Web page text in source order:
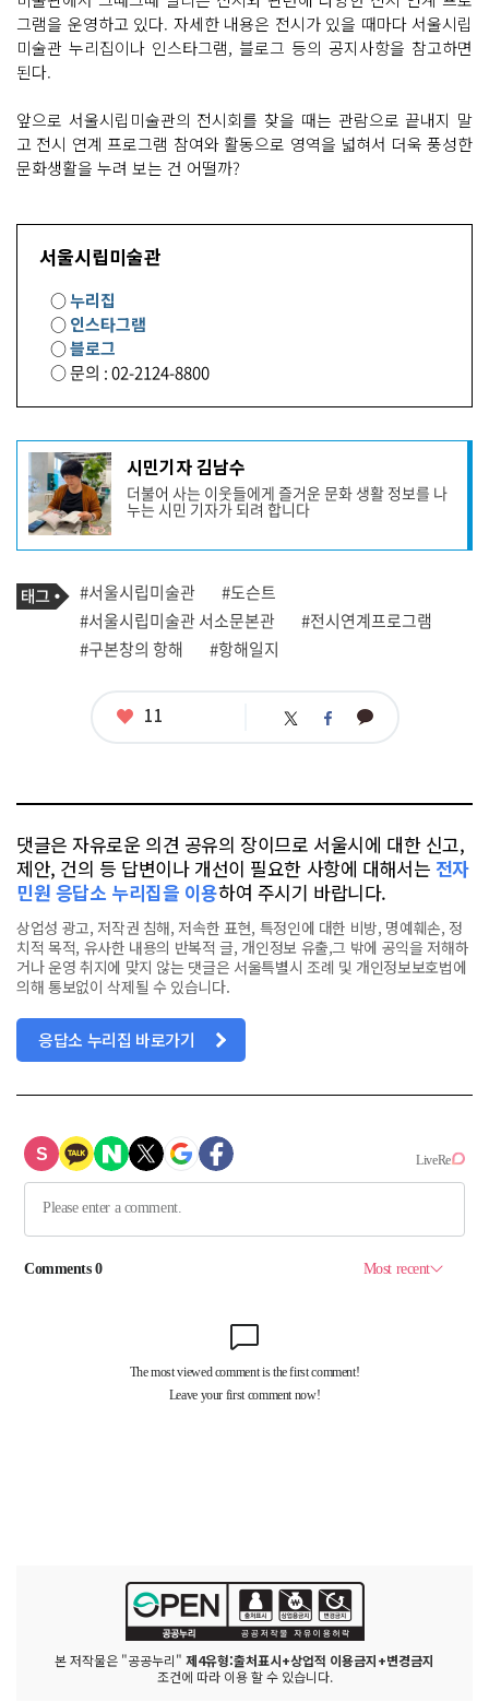
그램을 운영하고 있다. 자세한 내용은 전시가 있을 때마다 서울시립
미술관 누리집이나 인스타그램, 블로그 등의 공지사항을 참고하면
된다.
앞으로 서울시립미술관의 전시회를 찾을 때는 관람으로 끝내지 말
고 전시 연계 프로그램 참여와 활동으로 영역을 넓혀서 더욱 풍성한
문화생활을 누려 보는 건 어떨까?
서울시립미술관
○누리집
○인스타그램
○블로그
○ 문의 : 02-2124-8800
기
사
작
성
자
프
필
시민기자 김남수
더불어 사는 이웃들에게 즐거운 문화 생활 정보를 나
누는 시민 기자가 되려 합니다
기
사
관
련
태
태
그
#서울시립미술관
#도슨트
#서울시립미술관 서소문본관
#전시연계프로그램
#구본창의 항해
#항해일지
좋
11 트 페 카
댓글은 자유로운 의견 공유의 장이므로 서울시에 대한 신고,
제안, 건의 등 답변이나 개선이 필요한 사항에 대해서는 전자
민원 응답소 누리집을 이용하여 주시기 바랍니다.
상업성 광고, 저작권 침해, 저속한 표현, 특정인에 대한 비방, 명예훼손, 정
치적 목적, 유사한 내용의 반복적 글, 개인정보 유출,그 밖에 공익을 저해하
거나 운영 취지에 맞지 않는 댓글은 서울특별시 조례 및 개인정보보호법에
의해 통보없이 삭제될 수 있습니다.
응답소 누리집 바로가기
본 저작물은 "공공누리" 제4유형:출처표시+상업적 이용금지+변경금지
조건에 따라 이용 할 수 있습니다.